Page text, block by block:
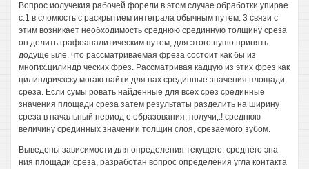
Вопрос иолучекия рабочей форели в этом случае обработки упирае
с.1 в сломюсть с раскрытием интеграла обычным путем. 3 связи с
этим возникает необходимость среднюю срединную толщину среза
он делить графоаналитическим путем, для этого нушо принять
додуще ыле, что рассматриваемая фреза состоит как бы из
многих.цилиндр ческих фрез. Рассматривая кадцую из этих фрез как
цилиндричзску могаю найти для нах срединные значения площади
среза. Если сумы ровать найденные для всех срез срединные
значения площади среза затем результаты разделить на ширину
среза в начальный период е образования, получи;.! среднюю
величину срединных значении толщин слоя, срезаемого зубом.
Выведены зависимости для определения текущего, среднего эна
ния площади среза, разработан вопрос определения угла контакта